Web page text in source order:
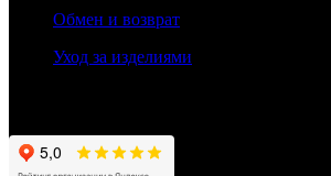
Обмен и возврат
Уход за изделиями